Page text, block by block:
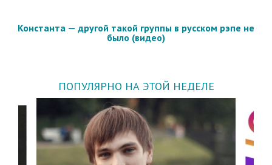
Константа — другой такой группы в русском рэпе не
было (видео)
ПОПУЛЯРНО НА ЭТОЙ НЕДЕЛЕ